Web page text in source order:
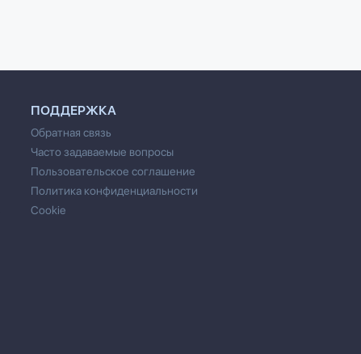
ПОДДЕРЖКА
Обратная связь
Часто задаваемые вопросы
Пользовательское соглашение
Политика конфиденциальности
Cookie